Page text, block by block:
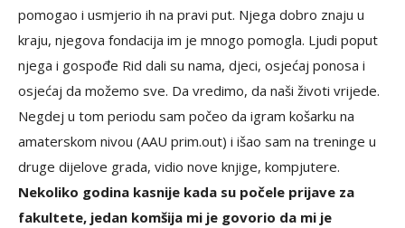
pomogao i usmjerio ih na pravi put. Njega dobro znaju u
kraju, njegova fondacija im je mnogo pomogla. Ljudi poput
njega i gospođe Rid dali su nama, djeci, osjećaj ponosa i
osjećaj da možemo sve. Da vredimo, da naši životi vrijede.
Negdej u tom periodu sam počeo da igram košarku na
amaterskom nivou (AAU prim.out) i išao sam na treninge u
druge dijelove grada, vidio nove knjige, kompjutere.
Nekoliko godina kasnije kada su počele prijave za
fakultete, jedan komšija mi je govorio da mi je